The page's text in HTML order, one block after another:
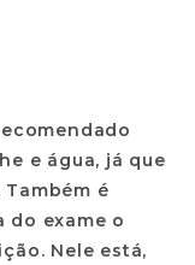
e água, já que
é
do exame o
Nele está,